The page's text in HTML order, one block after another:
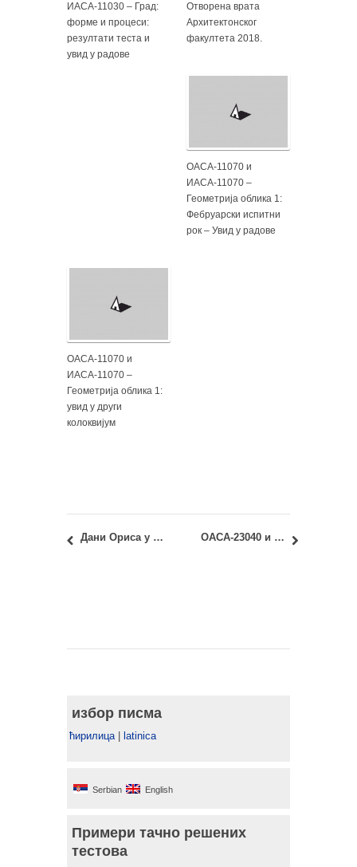
ИАСА-11030 – Град:
форме и процеси:
резултати теста и
увид у радове
Отворена врата
Архитектонског
факултета 2018.
ОАСА-11070 и
ИАСА-11070 –
Геометрија облика 1:
Фебруарски испитни
рок – Увид у радове
ОАСА-11070 и
ИАСА-11070 –
Геометрија облика 1:
увид у други
колоквијум
Дани Ориса у Загребу: 13-14. октобар 2018. ОАСА-23040 и ИАСА-23040 – Архитектонске конструкције 3: Октобарски испитни рок – Увид у испитне радове
избор писма
ћирилица| latinica
Serbian English
Примери тачно решених
тестова